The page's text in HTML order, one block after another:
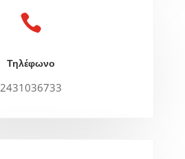

Τηλέφωνο
2431036733